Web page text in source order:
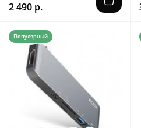
2 490 р.
Популярный